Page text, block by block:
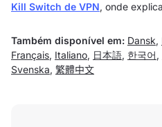
Kill Switch de VPN, onde
Também disponível em: Dansk,
Français, Italiano, 日本語, 한국어 ,
Svenska, 繁體中文